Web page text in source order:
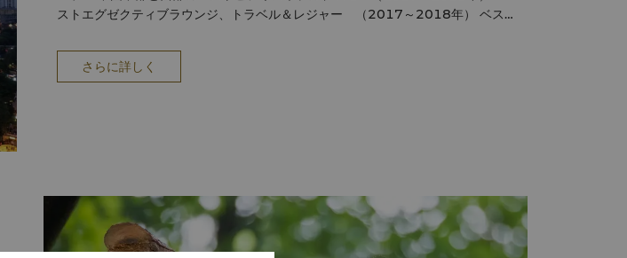
ストエグゼクティブラウンジ、トラベル＆レジャー （2017～2018年） ベス
ホテル・オブ・ザ・イヤー、プレミアトラベラー 中国西部のベストビジネスホテ
ル、ホテルディスカバリー ベストファミリーホテル、シナウェイボ （2018
川デイリー 2018年のモデルブランドホテル、シンホイサロン 忠実なモデル企業
詳細やプレスに関するお問合せは、ダイレクター・オブ・コミュニケーションま
でお問合せください。 Mrs.Mandy Liu
mandy.liuyl@shangri-la.com電話：
さらに詳しく